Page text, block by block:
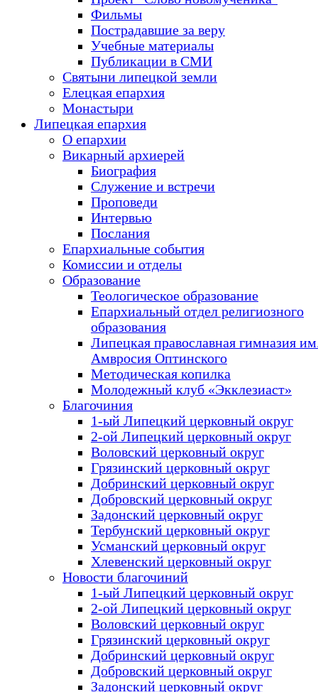
Фильмы
Пострадавшие за веру
Учебные материалы
Публикации в СМИ
Святыни липецкой земли
Елецкая епархия
Монастыри
Липецкая епархия
О епархии
Викарный архиерей
Биография
Служение и встречи
Проповеди
Интервью
Послания
Епархиальные события
Комиссии и отделы
Образование
Теологическое образование
Епархиальный отдел религиозного
образования
Липецкая православная гимназия
Амвросия Оптинского
Методическая копилка
Молодежный клуб «Экклезиаст»
Благочиния
1-ый Липецкий церковный округ
2-ой Липецкий церковный округ
Воловский церковный округ
Грязинский церковный округ
Добринский церковный округ
Добровский церковный округ
Задонский церковный округ
Тербунский церковный округ
Усманский церковный округ
Хлевенский церковный округ
Новости благочиний
1-ый Липецкий церковный округ
2-ой Липецкий церковный округ
Воловский церковный округ
Грязинский церковный округ
Добринский церковный округ
Добровский церковный округ
Задонский церковный округ